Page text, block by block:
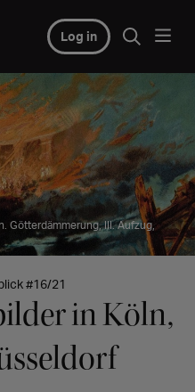
Log in
Götterdämmerung, III. Aufzug,
#16/21
in Köln,